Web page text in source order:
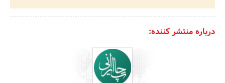
درباره منتشر کننده: